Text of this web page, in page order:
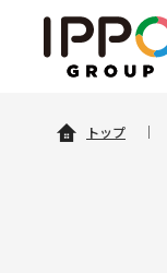
トップ